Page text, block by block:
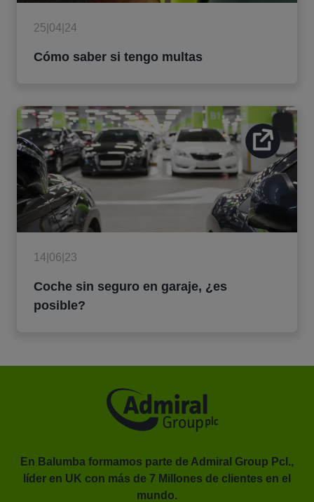
25|04|24
Cómo saber si tengo multas
14|06|23
Coche sin seguro en garaje, ¿es
posible?
En Balumba formamos parte de Admiral Group Pcl.,
líder en UK con más de 7 Millones de clientes en el
mundo.